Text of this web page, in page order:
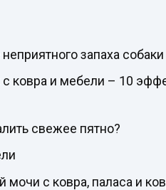
запаха собаки
с ковра и мебели – 10
свежее пятно?
мочи с ковра, паласа и